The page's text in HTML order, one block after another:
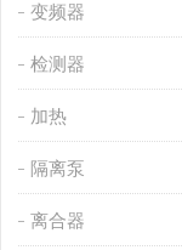
变频器
检测器
加热
隔离泵
离合器